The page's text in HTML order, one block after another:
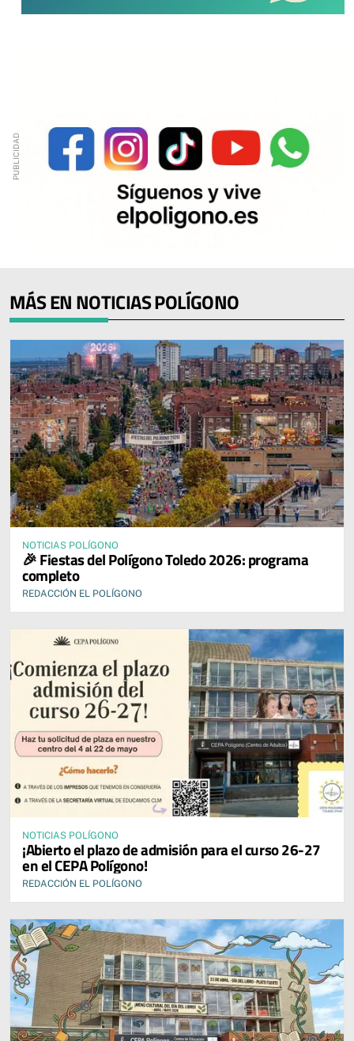
MÁS EN NOTICIAS POLÍGONO
NOTICIAS POLÍGONO
🎉 Fiestas del Polígono Toledo 2026: programa
completo
REDACCIÓN EL POLÍGONO
NOTICIAS POLÍGONO
¡Abierto el plazo de admisión para el curso 26-27
en el CEPA Polígono!
REDACCIÓN EL POLÍGONO